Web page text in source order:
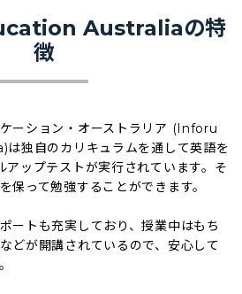
Australiaの特
徴
ーション・オーストラリア (Inforu
独自のカリキュラムを通して英語を
アップテストが実行されています。そ
保って勉強することができます。
ートも充実しており、授業中はもち
どが開講されているので、安心して